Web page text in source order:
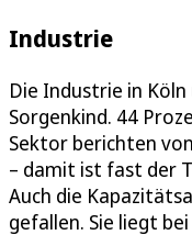
Industrie
Die Industrie in
Sorgenkind. 44
Sektor berichten
– damit ist fast der
Auch die
gefallen. Sie liegt